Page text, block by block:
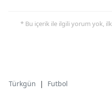
* Bu içerik ile ilgili yorum yok,
Türkgün | Futbol